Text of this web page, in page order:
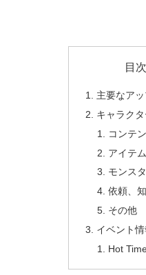
目次
主要なア
キャラク
コンテ
アイテム
モンス
依頼、
その他
イベント情
Hot